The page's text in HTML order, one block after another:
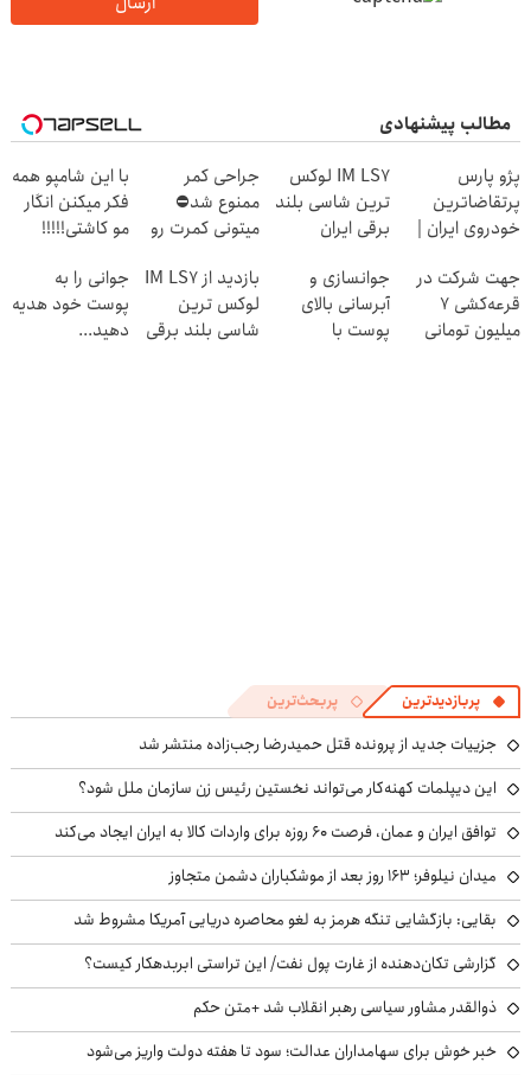
مطالب پیشنهادی
پژو پارس
پرتقاضاترین
خودروی ایران |
فرصت رو از
دست نده!
IM LS7 لوکس
ترین شاسی بلند
برقی ایران
جراحی کمر
ممنوع شد⛔
میتونی کمرت رو
کنی! 👈🏻
پرسش‌نامه
با این شامپو همه
فکر میکنن انگار
مو کاشتی!!!!!
جهت شرکت در
قرعه‌کشی ۷
میلیون تومانی
جوانسازی و
آبرسانی بالای
پوست با
بازدید از IM LS7
لوکس ترین
شاسی بلند برقی
جوانی را به
پوست خود هدیه
دهید...
پربازدیدترین پربحث‌ترین
جزییات جدید از پرونده قتل حمیدرضا رجب‌زاده منتشر شد
این دیپلمات کهنه‌کار می‌تواند نخستین رئیس زن سازمان ملل شود؟
توافق ایران و عمان، فرصت ۶۰ روزه برای واردات کالا به ایران ایجاد می‌کند
میدان نیلوفر؛ ۱۶۳ روز بعد از موشکباران دشمن متجاوز
بقایی: بازگشایی تنگه هرمز به لغو محاصره دریایی آمریکا مشروط شد
گزارشی تکان‌دهنده از غارت پول نفت/ این تراستی ابربدهکار کیست؟
ذوالقدر مشاور سیاسی رهبر انقلاب شد +متن حکم
خبر خوش برای سهامداران عدالت؛ سود تا هفته دولت واریز می‌شود